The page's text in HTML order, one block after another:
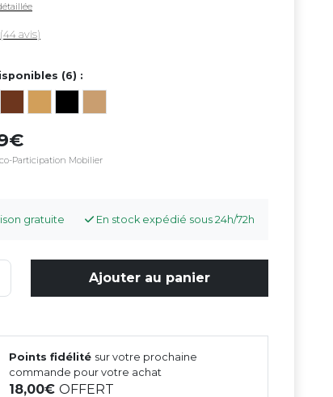
(44 avis)
(6) :
Participation Mobilier
gratuite En stock expédié sous 24h/72h
Ajouter au panier
Points fidélité sur votre prochaine
commande pour votre achat
18,00OFFERT